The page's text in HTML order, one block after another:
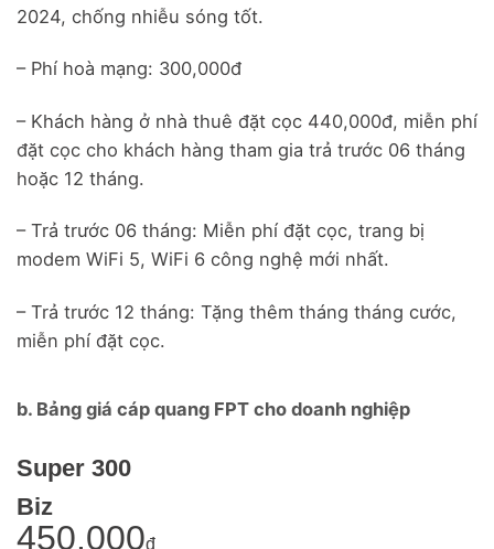
2024, chống nhiễu sóng tốt.
– Phí hoà mạng: 300,000đ
– Khách hàng ở nhà thuê đặt cọc 440,000đ, miễn phí
đặt cọc cho khách hàng tham gia trả trước 06 tháng
hoặc 12 tháng.
– Trả trước 06 tháng: Miễn phí đặt cọc, trang bị
modem WiFi 5, WiFi 6 công nghệ mới nhất.
– Trả trước 12 tháng: Tặng thêm tháng tháng cước,
miễn phí đặt cọc.
b. Bảng giá cáp quang FPT cho doanh nghiệp
Super 300
Biz
450.000đ